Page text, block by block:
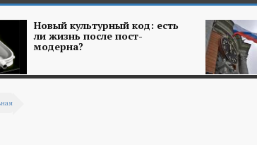
Новый культурный код: есть
ли жизнь после пост-
модерна?